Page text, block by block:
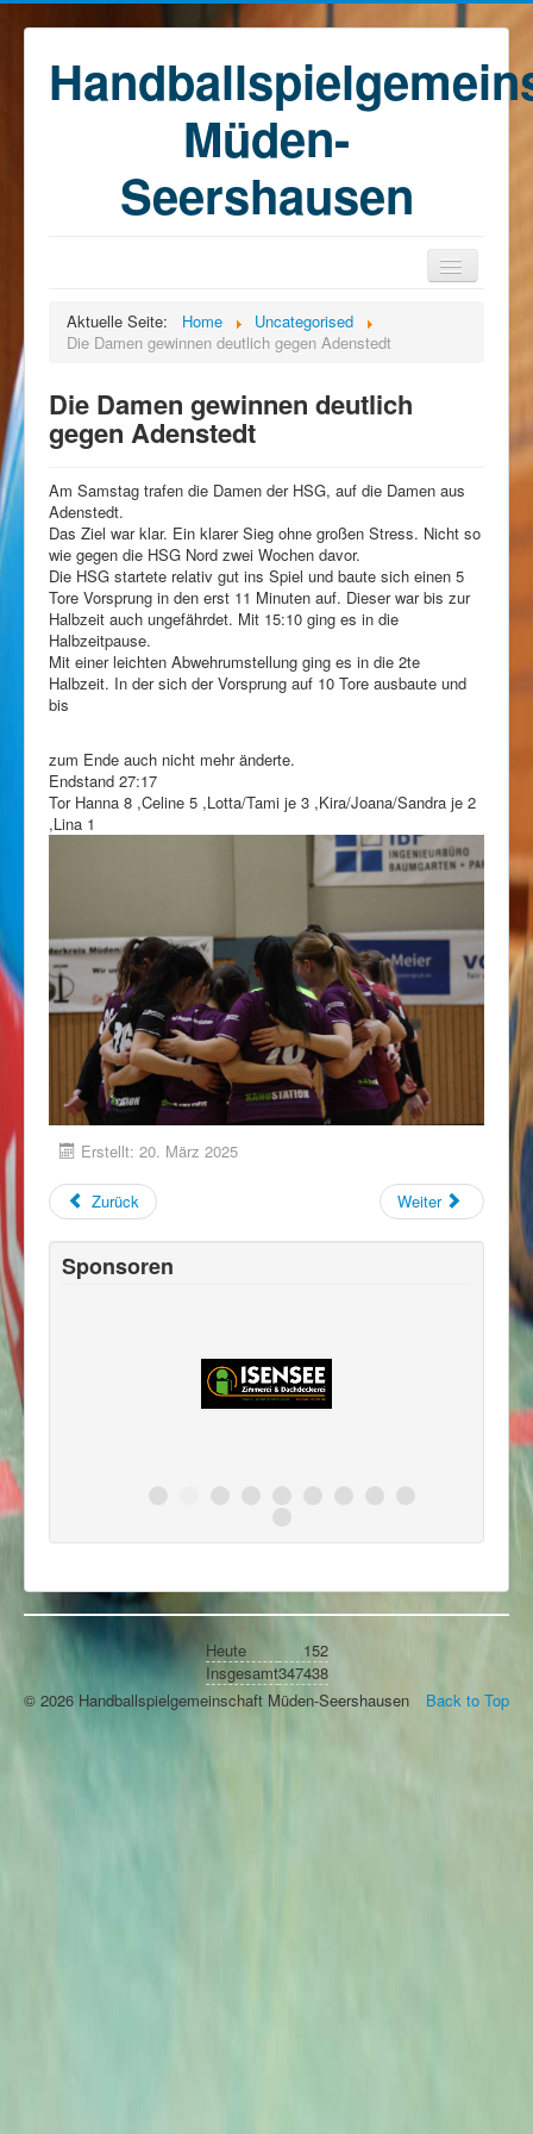
Müden-
Seershausen
Teams
Kontakt
Sponsoren
Aktuelle Seite: Home
Uncategorised
Die Damen gewinnen deutlich gegen Adenstedt
Die Damen gewinnen deutlich
gegen Adenstedt
Am Samstag trafen die Damen der HSG, auf die Damen aus
Adenstedt.
Das Ziel war klar. Ein klarer Sieg ohne großen Stress. Nicht so
wie gegen die HSG Nord zwei Wochen davor.
Die HSG startete relativ gut ins Spiel und baute sich einen 5
Tore Vorsprung in den erst 11 Minuten auf. Dieser war bis zur
Halbzeit auch ungefährdet. Mit 15:10 ging es in die
Halbzeitpause.
Mit einer leichten Abwehrumstellung ging es in die 2te
Halbzeit. In der sich der Vorsprung auf 10 Tore ausbaute und
bis
zum Ende auch nicht mehr änderte.
Endstand 27:17
Tor Hanna 8 ,Celine 5 ,Lotta/Tami je 3 ,Kira/Joana/Sandra je 2
,Lina 1
Erstellt: 20. März 2025
Zurück Weiter
Sponsoren
Heute
152
Insgesamt347438
Back to Top
© 2026 Handballspielgemeinschaft Müden-Seershausen